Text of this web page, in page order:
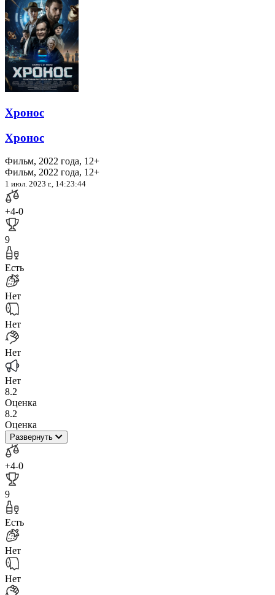
Хронос
Хронос
Фильм, 2022 года, 12+
Фильм, 2022 года, 12+
1 июл. 2023 г., 14:23:44
+4-0
9
Есть
Нет
Нет
Нет
Нет
8.2
Оценка
8.2
Оценка
Развернуть
+4-0
9
Есть
Нет
Нет